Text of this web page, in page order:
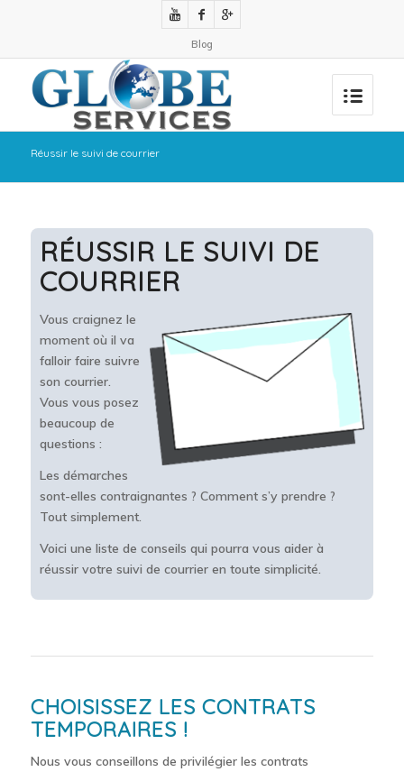
Blog
Réussir le suivi de courrier
RÉUSSIR LE SUIVI DE
COURRIER
Vous craignez le
moment où il va
falloir faire suivre
son courrier.
Vous vous posez
beaucoup de
questions :
Les démarches
sont-elles contraignantes ? Comment s’y prendre ?
Tout simplement.
Voici une liste de conseils qui pourra vous aider à
réussir votre suivi de courrier en toute simplicité.
CHOISISSEZ LES CONTRATS
TEMPORAIRES !
Nous vous conseillons de privilégier les contrats